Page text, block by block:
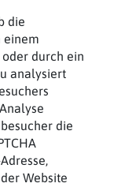
die
einem
durch ein
analysiert
die
Website